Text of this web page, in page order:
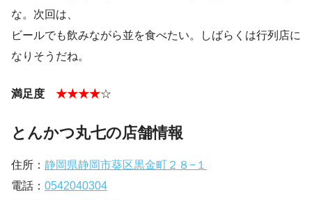
な。次回は、
ビールでも飲みながら並を食べたい。しばらくは行列店に
なりそうだね。
満足度 ★★★★☆
とんかつ丸七の店舗情報
住所： 静岡県静岡市葵区黒金町２８−１
電話： 0542040304